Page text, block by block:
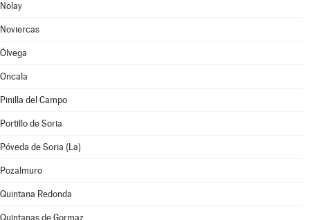
Nolay
Noviercas
Ólvega
Oncala
Pinilla del Campo
Portillo de Soria
Póveda de Soria (La)
Pozalmuro
Quintana Redonda
Quintanas de Gormaz